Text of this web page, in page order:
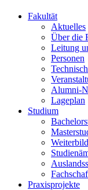
Fakultät
Aktuelles
Über die
Leitung
Personen
Alumni-
Lageplan
Studium
Praxisprojekte